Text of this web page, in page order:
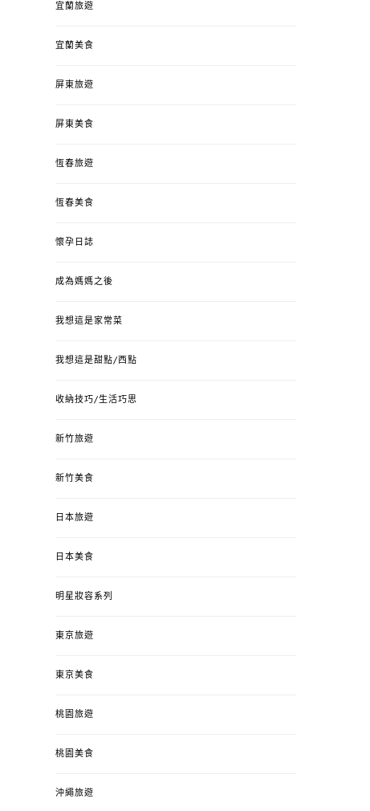
宜蘭旅遊
宜蘭美食
屏東旅遊
屏東美食
恆春旅遊
恆春美食
懷孕日誌
成為媽媽之後
我想這是家常菜
我想這是甜點/西點
收納技巧/生活巧思
新竹旅遊
新竹美食
日本旅遊
日本美食
明星妝容系列
東京旅遊
東京美食
桃園旅遊
桃園美食
沖繩旅遊